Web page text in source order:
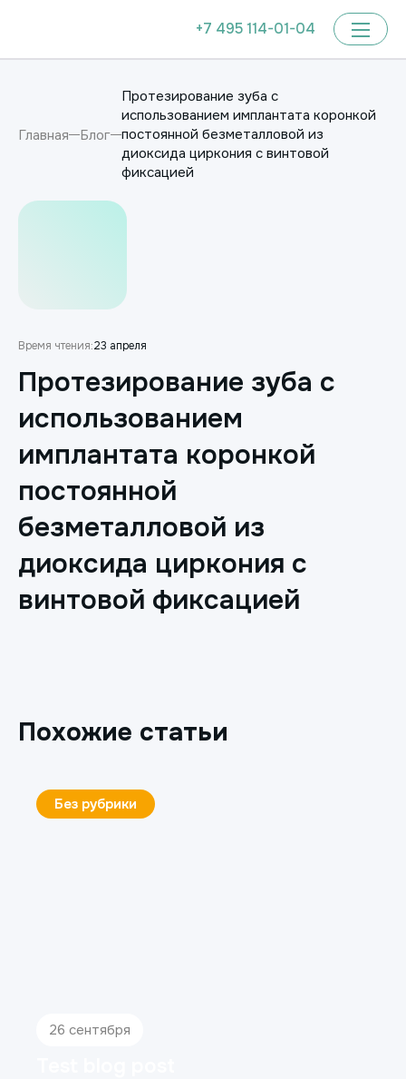
+7 495 114-01-04
Главная Блог
Протезирование зуба с
использованием имплантата коронкой
постоянной безметалловой из
диоксида циркония с винтовой
фиксацией
Время чтения:23 апреля
Протезирование зуба с
использованием
имплантата коронкой
постоянной
безметалловой из
диоксида циркония с
винтовой фиксацией
Похожие статьи
Ортопедия
Коронки из диоксида циркония: